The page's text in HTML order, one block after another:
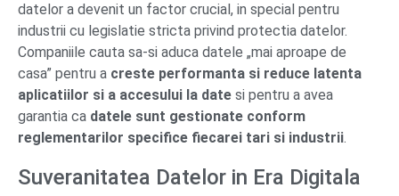
datelor a devenit un factor crucial, in special pentru
industrii cu legislatie stricta privind protectia datelor.
Companiile cauta sa-si aduca datele „mai aproape de
casa” pentru a creste performanta si reduce latenta
aplicatiilor si a accesului la date si pentru a avea
garantia ca datele sunt gestionate conform
reglementarilor specifice fiecarei tari si industrii.
Suveranitatea Datelor in Era Digitala